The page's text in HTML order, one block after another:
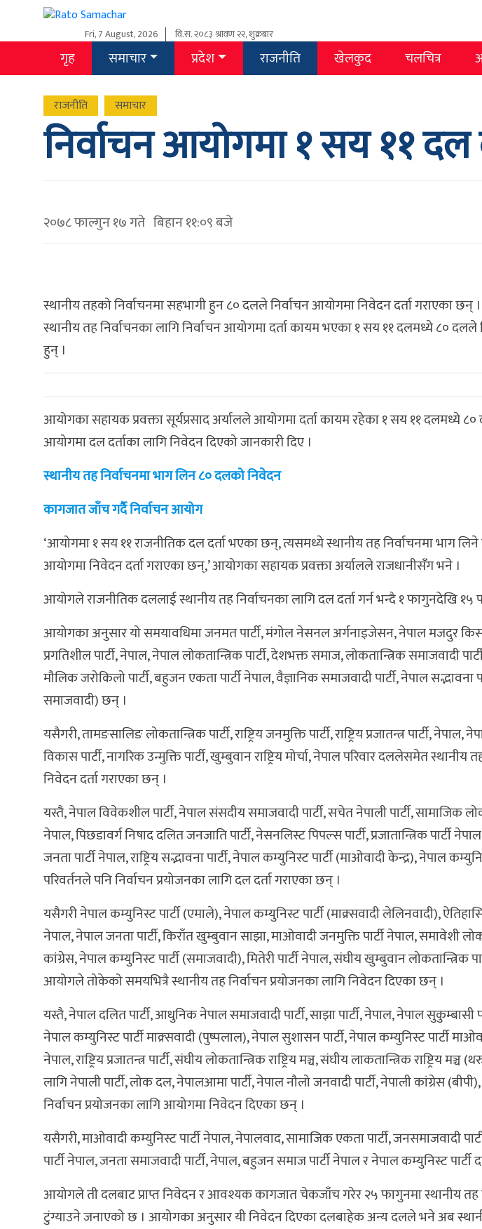
Fri, 7 August, 2026 वि.स.२०८३ श्रावण २२, शुक्रबार
गृह समाचार प्रदेश राजनीति खेलकुद चलचित्र
राजनीति समाचार
निर्वाचन आयोगमा १ सय ११ दल
२०७८ फाल्गुन १७ गते बिहान ११:०९ बजे
स्थानीय तहको निर्वाचनमा सहभागी हुन ८० दलले निर्वाचन आयोगमा निवेदन दर्ता गराएका
स्थानीय तह निर्वाचनका लागि निर्वाचन आयोगमा दर्ता कायम भएका १ सय ११ दलमध्ये ८० दलले
हुन् ।
आयोगका सहायक प्रवक्ता सूर्यप्रसाद अर्यालले आयोगमा दर्ता कायम रहेका १ सय ११ दलमध्ये
आयोगमा दल दर्ताका लागि निवेदन दिएको जानकारी दिए ।
स्थानीय तह निर्वाचनमा भाग लिन ८० दलको निवेदन
कागजात जाँच गर्दै निर्वाचन आयोग
‘आयोगमा १ सय ११ राजनीतिक दल दर्ता भएका छन्, त्यसमध्ये स्थानीय तह निर्वाचनमा भाग
आयोगमा निवेदन दर्ता गराएका छन्,’ आयोगका सहायक प्रवक्ता अर्यालले राजधानीसँग भने ।
आयोगले राजनीतिक दललाई स्थानीय तह निर्वाचनका लागि दल दर्ता गर्न भन्दै १ फागुनदेखि १५
आयोगका अनुसार यो समयावधिमा जनमत पार्टी, मंगोल नेसनल अर्गनाइजेसन, नेपाल मजदुर किसान
प्रगतिशील पार्टी, नेपाल, नेपाल लोकतान्त्रिक पार्टी, देशभक्त समाज, लोकतान्त्रिक समाजवादी
मौलिक जरोकिलो पार्टी, बहुजन एकता पार्टी नेपाल, वैज्ञानिक समाजवादी पार्टी, नेपाल सद्भावना
समाजवादी) छन् ।
यसैगरी, तामङसालिङ लोकतान्त्रिक पार्टी, राष्ट्रिय जनमुक्ति पार्टी, राष्ट्रिय प्रजातन्त्र पार्टी, नेपाल,
विकास पार्टी, नागरिक उन्मुक्ति पार्टी, खुम्बुवान राष्ट्रिय मोर्चा, नेपाल परिवार दललेसमेत
निवेदन दर्ता गराएका छन् ।
यस्तै, नेपाल विवेकशील पार्टी, नेपाल संसदीय समाजवादी पार्टी, सचेत नेपाली पार्टी, सामाजिक
नेपाल, पिछडावर्ग निषाद दलित जनजाति पार्टी, नेसनलिस्ट पिपल्स पार्टी, प्रजातान्त्रिक पार्टी
जनता पार्टी नेपाल, राष्ट्रिय सद्भावना पार्टी, नेपाल कम्युनिस्ट पार्टी (माओवादी केन्द्र), नेपाल
परिवर्तनले पनि निर्वाचन प्रयोजनका लागि दल दर्ता गराएका छन् ।
यसैगरी नेपाल कम्युनिस्ट पार्टी (एमाले), नेपाल कम्युनिस्ट पार्टी (माक्र्सवादी लेलिनवादी),
नेपाल, नेपाल जनता पार्टी, किराँत खुम्बुवान साझा, माओवादी जनमुक्ति पार्टी नेपाल, समावेशी
कांग्रेस, नेपाल कम्युनिस्ट पार्टी (समाजवादी), मितेरी पार्टी नेपाल, संघीय खुम्बुवान लोकतान्त्रिक
आयोगले तोकेको समयभित्रै स्थानीय तह निर्वाचन प्रयोजनका लागि निवेदन दिएका छन् ।
यस्तै, नेपाल दलित पार्टी, आधुनिक नेपाल समाजवादी पार्टी, साझा पार्टी, नेपाल, नेपाल सुकुम्बासी
नेपाल कम्युनिस्ट पार्टी माक्र्सवादी (पुष्पलाल), नेपाल सुशासन पार्टी, नेपाल कम्युनिस्ट पार्टी
नेपाल, राष्ट्रिय प्रजातन्त्र पार्टी, संघीय लोकतान्त्रिक राष्ट्रिय मञ्च, संघीय लाकतान्त्रिक राष्ट्रिय
लागि नेपाली पार्टी, लोक दल, नेपालआमा पार्टी, नेपाल नौलो जनवादी पार्टी, नेपाली कांग्रेस (बीपी),
निर्वाचन प्रयोजनका लागि आयोगमा निवेदन दिएका छन् ।
यसैगरी, माओवादी कम्युनिस्ट पार्टी नेपाल, नेपालवाद, सामाजिक एकता पार्टी, जनसमाजवादी
पार्टी नेपाल, जनता समाजवादी पार्टी, नेपाल, बहुजन समाज पार्टी नेपाल र नेपाल कम्युनिस्ट पार्टी
आयोगले ती दलबाट प्राप्त निवेदन र आवश्यक कागजात चेकजाँच गरेर २५ फागुनमा स्थानीय तह
टुंग्याउने जनाएको छ । आयोगका अनुसार यी निवेदन दिएका दलबाहेक अन्य दलले भने अब